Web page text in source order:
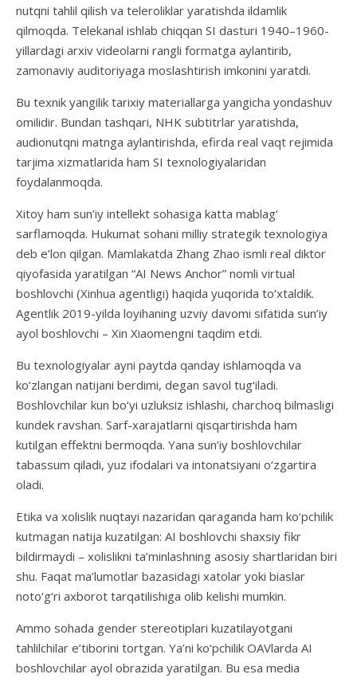
nutqni tahlil qilish va teleroliklar yaratishda ildamlik
qilmoqda. Telekanal ishlab chiqqan SI dasturi 1940–1960-
yillardagi arxiv videolarni rangli formatga aylantirib,
zamonaviy auditoriyaga moslashtirish imkonini yaratdi.
Bu texnik yangilik tarixiy materiallarga yangicha yondashuv
omilidir. Bundan tashqari, NHK subtitrlar yaratishda,
audionutqni matnga aylantirishda, efirda real vaqt rejimida
tarjima xizmatlarida ham SI texnologiyalaridan
foydalanmoqda.
Xitoy ham sun’iy intellekt sohasiga katta mablag‘
sarflamoqda. Hukumat sohani milliy strategik texnologiya
deb e’lon qilgan. Mamlakatda Zhang Zhao ismli real diktor
qiyofasida yaratilgan “AI News Anchor” nomli virtual
boshlovchi (Xinhua agentligi) haqida yuqorida to‘xtaldik.
Agentlik 2019-yilda loyihaning uzviy davomi sifatida sun’iy
ayol boshlovchi – Xin Xiaomengni taqdim etdi.
Bu texnologiyalar ayni paytda qanday ishlamoqda va
ko‘zlangan natijani berdimi, degan savol tug‘iladi.
Boshlovchilar kun bo‘yi uzluksiz ishlashi, charchoq bilmasligi
kundek ravshan. Sarf-xarajatlarni qisqartirishda ham
kutilgan effektni bermoqda. Yana sun’iy boshlovchilar
tabassum qiladi, yuz ifodalari va intonatsiyani o‘zgartira
oladi.
Etika va xolislik nuqtayi nazaridan qaraganda ham ko‘pchilik
kutmagan natija kuzatilgan: AI boshlovchi shaxsiy fikr
bildirmaydi – xolislikni ta’minlashning asosiy shartlaridan biri
shu. Faqat ma’lumotlar bazasidagi xatolar yoki biaslar
noto‘g‘ri axborot tarqatilishiga olib kelishi mumkin.
Ammo sohada gender stereotiplari kuzatilayotgani
tahlilchilar e’tiborini tortgan. Ya’ni ko‘pchilik OAVlarda AI
boshlovchilar ayol obrazida yaratilgan. Bu esa media